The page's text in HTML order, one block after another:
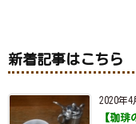
新着記事はこちら
2020年4
【珈